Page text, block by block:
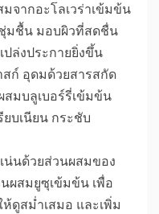
จากอะโลเวร่าเข้มข้น
มชื้น มอบผิวที่สดชื่น
ปล่งประกายยิ่งขึ้น
สก์ อุดมด้วยสารสกัด
สมบลูเบอร์รี่เข้มข้น
บเนียน กระชับ
น่นด้วยส่วนผสมของ
ผสมยูซุเข้มข้น เพื่อ
ดูสม่ำเสมอ และเพิ่ม